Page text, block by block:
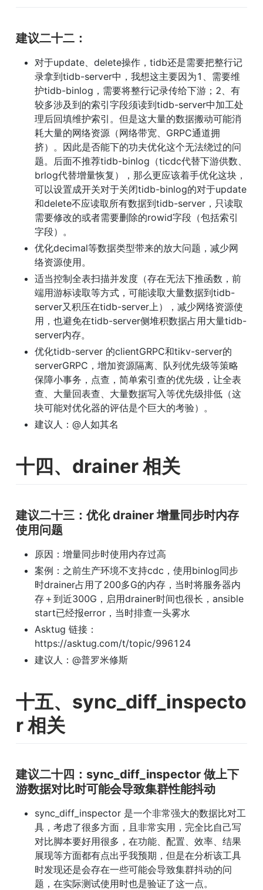
建议二十二：
对于update、delete操作，tidb还是需要把整行记
录拿到tidb-server中，我想这主要因为1、需要维
护tidb-binlog，需要将整行记录传给下游；2、有
较多涉及到的索引字段须读到tidb-server中加工处
理后回填维护索引。但是这大量的数据搬动可能消
耗大量的网络资源（网络带宽、GRPC通道拥
挤）。因此是否能下的功夫优化这个无法绕过的问
题。后面不推荐tidb-binlog（ticdc代替下游供数、
brlog代替增量恢复），那么更应该着手优化这块，
可以设置成开关对于关闭tidb-binlog的对于update
和delete不应读取所有数据到tidb-server，只读取
需要修改的或者需要删除的rowid字段（包括索引
字段）。
优化decimal等数据类型带来的放大问题，减少网
络资源使用。
适当控制全表扫描并发度（存在无法下推函数，前
端用游标读取等方式，可能读取大量数据到tidb-
server又积压在tidb-server上），减少网络资源使
用，也避免在tidb-server侧堆积数据占用大量tidb-
server内存。
优化tidb-server 的clientGRPC和tikv-server的
serverGRPC，增加资源隔离、队列优先级等策略
保障小事务，点查，简单索引查的优先级，让全表
查、大量回表查、大量数据写入等优先级排低（这
块可能对优化器的评估是个巨大的考验）。
建议人：@人如其名
十四、drainer 相关
建议二十三：优化 drainer 增量同步时内存
使用问题
原因：增量同步时使用内存过高
案例：之前生产环境不支持cdc，使用binlog同步
时drainer占用了200多G的内存，当时将服务器内
存＋到近300G，启用drainer时间也很长，ansible
start已经报error，当时排查一头雾水
Asktug 链接：
https://asktug.com/t/topic/996124
建议人：@普罗米修斯
十五、sync_diff_inspecto
r 相关
建议二十四：sync_diff_inspector 做上下
游数据对比时可能会导致集群性能抖动
sync_diff_inspector 是一个非常强大的数据比对工
具，考虑了很多方面，且非常实用，完全比自己写
对比脚本要好用很多，在功能、配置、效率、结果
展现等方面都有点出乎我预期，但是在分析该工具
时发现还是会存在一些可能会导致集群抖动的问
题，在实际测试使用时也是验证了这一点。